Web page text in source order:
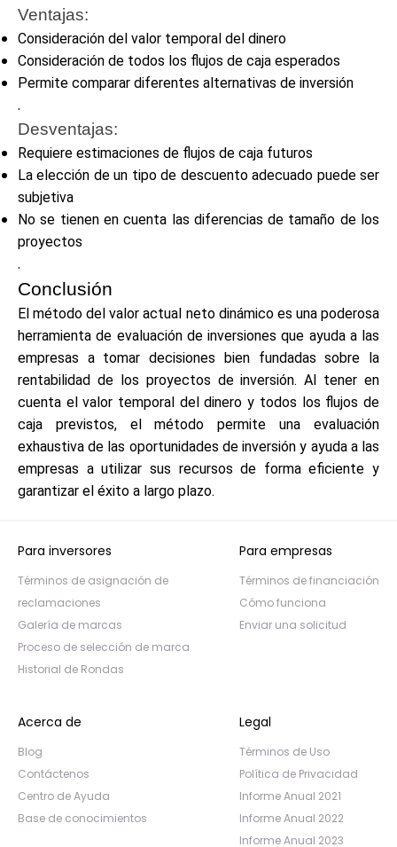
Ventajas:
Consideración del valor temporal del dinero
Consideración de todos los flujos de caja esperados
Permite comparar diferentes alternativas de inversión
.
Desventajas:
Requiere estimaciones de flujos de caja futuros
La elección de un tipo de descuento adecuado puede ser
subjetiva
No se tienen en cuenta las diferencias de tamaño de los
proyectos
.
Conclusión
El método del valor actual neto dinámico es una poderosa
herramienta de evaluación de inversiones que ayuda a las
empresas a tomar decisiones bien fundadas sobre la
rentabilidad de los proyectos de inversión. Al tener en
cuenta el valor temporal del dinero y todos los flujos de
caja previstos, el método permite una evaluación
exhaustiva de las oportunidades de inversión y ayuda a las
empresas a utilizar sus recursos de forma eficiente y
garantizar el éxito a largo plazo.
Para inversores
Términos de asignación de
reclamaciones
Galería de marcas
Proceso de selección de marca
Historial de Rondas
Para empresas
Términos de financiación
Cómo funciona
Enviar una solicitud
Acerca de
Blog
Contáctenos
Centro de Ayuda
Base de conocimientos
Legal
Términos de Uso
Política de Privacidad
Informe Anual 2021
Informe Anual 2022
Informe Anual 2023